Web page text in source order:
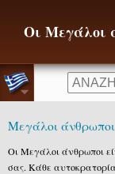
Οι Μεγάλοι
Μεγάλοι άνθρωποι
Οι Μεγάλοι άνθρωποι
σας. Κάθε